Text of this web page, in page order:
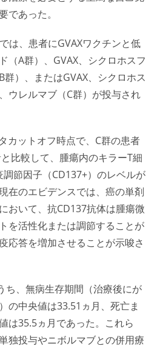
であった。
は、患者にGVAXワクチンと低
（A群）、GVAX、シクロホスフ
群）、またはGVAX、シクロホス
ウレルマブ（C群）が投与され
カットオフ時点で、C群の患者
比較して、腫瘍内のキラーT細
節因子（CD137+）のレベルが
在のエビデンスでは、癌の単剤
おいて、抗CD137抗体は腫瘍微
を活性化または調節することが
応答を増加させることが示唆さ
ち、無病生存期間（治療後にが
の中央値は33.51ヵ月、死亡ま
は35.5ヵ月であった。これら
独投与やニボルマブとの併用療